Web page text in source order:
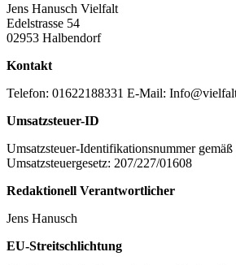
Jens Hanusch Vielfalt
Edelstrasse 54
02953 Halbendorf
Kontakt
Telefon: 01622188331 E-Mail:
Umsatzsteuer-ID
Umsatzsteuer-Identifikationsnummer gemäß
Umsatzsteuergesetz: 207/227/01608
Redaktionell Verantwortlicher
Jens Hanusch
EU-Streitschlichtung